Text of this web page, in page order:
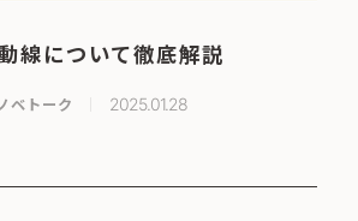
線について徹底解説
ベトーク 2025.01.28